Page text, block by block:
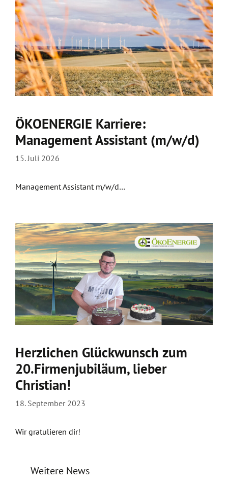
ÖKOENERGIE Karriere:
Management Assistant (m/w/d)
15. Juli 2026
Management Assistant m/w/d…
Herzlichen Glückwunsch zum
20.Firmenjubiläum, lieber
Christian!
18. September 2023
Wir gratulieren dir!
Weitere News